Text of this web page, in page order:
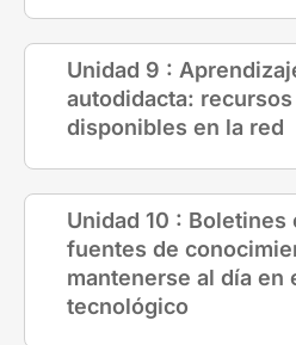
Unidad 9 :
autodidacta:
disponibles en la red
Unidad 10 :
fuentes de
mantenerse al día en
tecnológico